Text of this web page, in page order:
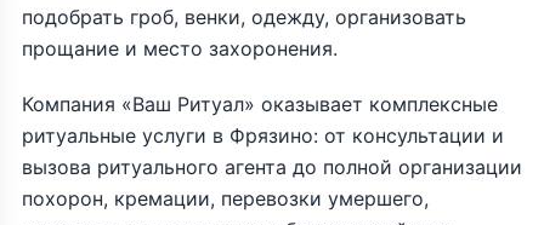
подобрать гроб, венки, одежду, организовать
прощание и место захоронения.
Компания «Ваш Ритуал» оказывает комплексные
ритуальные услуги в Фрязино: от консультации и
вызова ритуального агента до полной организации
похорон, кремации, перевозки умершего,